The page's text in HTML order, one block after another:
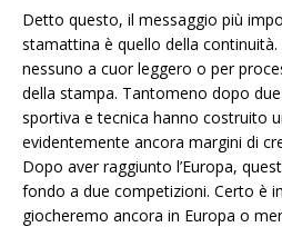
Detto questo, il messaggio più
stamattina è quello della
nessuno a cuor leggero o per
della stampa. Tantomeno dopo
sportiva e tecnica hanno costruito
evidentemente ancora margini di
Dopo aver raggiunto l’Europa,
fondo a due competizioni. Certo è
giocheremo ancora in Europa o